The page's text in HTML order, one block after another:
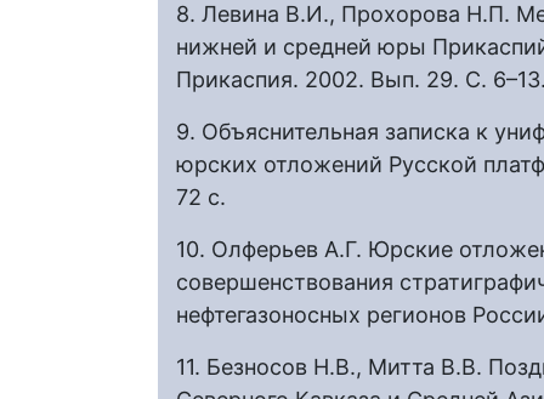
8. Левина В.И., Прохорова Н.П.
нижней и средней юры
Прикаспия. 2002. Вып. 29. С.
9. Объяснительная записка к
юрских отложений Русской
72 с.
10. Олферьев А.Г. Юрские
совершенствования
нефтегазоносных регионов
11. Безносов Н.В., Митта В.В.